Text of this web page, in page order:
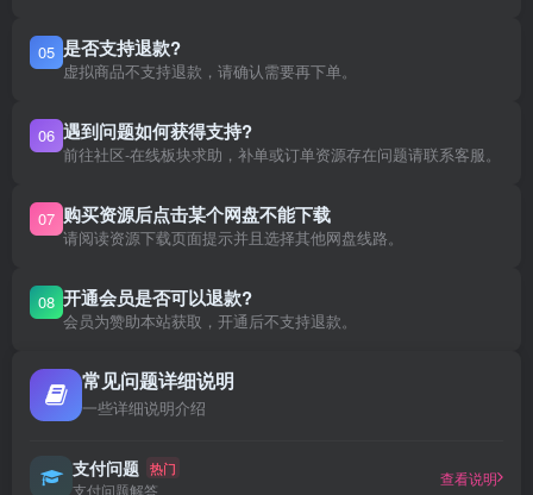
05 是否支持退款?
虚拟商品不支持退款，请确认需要再下单。
06 遇到问题如何获得支持?
前往社区-在线板块求助，补单或订单资源存在问题请联系客服。
07 购买资源后点击某个网盘不能下载
请阅读资源下载页面提示并且选择其他网盘线路。
08 开通会员是否可以退款?
会员为赞助本站获取，开通后不支持退款。
常见问题详细说明
一些详细说明介绍
支付问题 热门
支付问题解答
查看说明